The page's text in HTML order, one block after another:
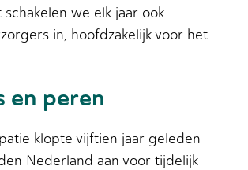
schakelen we elk jaar ook
in, hoofdzakelijk voor het
en peren
klopte vijftien jaar geleden
Nederland aan voor tijdelijk